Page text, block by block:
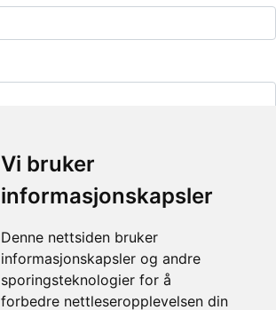
Vi bruker
informasjonskapsler
Denne nettsiden bruker
informasjonskapsler og andre
sporingsteknologier for å
forbedre nettleseropplevelsen din
post@nhusi.no